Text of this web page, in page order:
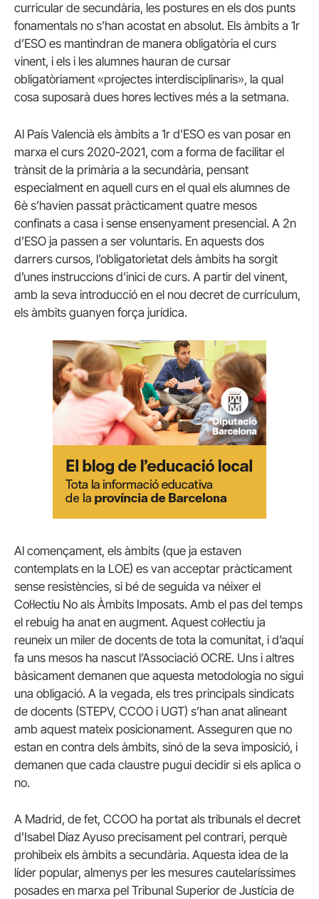
curricular de secundària, les postures en els dos punts
fonamentals no s’han acostat en absolut. Els àmbits a 1r
d’ESO es mantindran de manera obligatòria el curs
vinent, i els i les alumnes hauran de cursar
obligatòriament «projectes interdisciplinaris», la qual
cosa suposarà dues hores lectives més a la setmana.
Al País Valencià els àmbits a 1r d’ESO es van posar en
marxa el curs 2020-2021, com a forma de facilitar el
trànsit de la primària a la secundària, pensant
especialment en aquell curs en el qual els alumnes de
6è s’havien passat pràcticament quatre mesos
confinats a casa i sense ensenyament presencial. A 2n
d’ESO ja passen a ser voluntaris. En aquests dos
darrers cursos, l’obligatorietat dels àmbits ha sorgit
d’unes instruccions d’inici de curs. A partir del vinent,
amb la seva introducció en el nou decret de currículum,
els àmbits guanyen força jurídica.
Al començament, els àmbits (que ja estaven
contemplats en la LOE) es van acceptar pràcticament
sense resistències, si bé de seguida va néixer el
Col·lectiu No als Àmbits Imposats. Amb el pas del temps
el rebuig ha anat en augment. Aquest col·lectiu ja
reuneix un miler de docents de tota la comunitat, i d’aquí
fa uns mesos ha nascut l’Associació OCRE. Uns i altres
bàsicament demanen que aquesta metodologia no sigui
una obligació. A la vegada, els tres principals sindicats
de docents (STEPV, CCOO i UGT) s’han anat alineant
amb aquest mateix posicionament. Asseguren que no
estan en contra dels àmbits, sinó de la seva imposició, i
demanen que cada claustre pugui decidir si els aplica o
no.
A Madrid, de fet, CCOO ha portat als tribunals el decret
d’Isabel Díaz Ayuso precisament pel contrari, perquè
prohibeix els àmbits a secundària. Aquesta idea de la
líder popular, almenys per les mesures cautelaríssimes
posades en marxa pel Tribunal Superior de Justícia de